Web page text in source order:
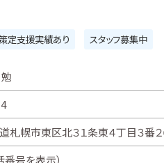
定支援実績あり スタッフ募集中
札幌市東区北３１条東４丁目３番２
番号を表示）